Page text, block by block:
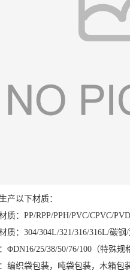
产以下材质：
质：PP/RPP/PPH/PVC/CPVC/
质：304/304L/321/316/316L/碳
ΦDN16/25/38/50/76/100（特殊规
编织袋包装，吨袋包装，木箱包